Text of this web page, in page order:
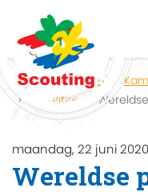
Home Zoeken
Activiteit
maandag, 22 juni 2020
Wereldse